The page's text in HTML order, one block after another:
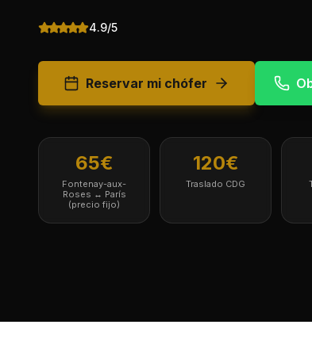
4.9/5
Reservar mi chófer
65€
Fontenay-aux-
Roses ↔ París
(precio fijo)
120€
Traslado CDG